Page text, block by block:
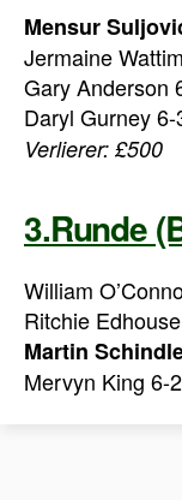
Mensur
Jermaine
Gary Anderson
Daryl Gurney
Verlierer: £500
3.Runde
William
Ritchie
Martin
Mervyn King 6-